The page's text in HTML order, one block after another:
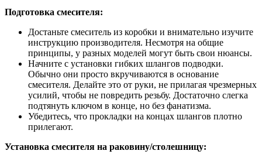
Подготовка смесителя:
Достаньте смеситель из коробки и внимательно изучите
инструкцию производителя. Несмотря на общие
принципы, у разных моделей могут быть свои нюансы.
Начните с установки гибких шлангов подводки.
Обычно они просто вкручиваются в основание
смесителя. Делайте это от руки, не прилагая чрезмерных
усилий, чтобы не повредить резьбу. Достаточно слегка
подтянуть ключом в конце, но без фанатизма.
Убедитесь, что прокладки на концах шлангов плотно
прилегают.
Установка смесителя на раковину/столешницу: